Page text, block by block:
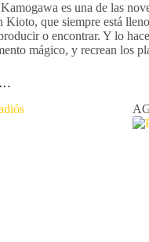
es una de las
Kioto, que siempre está
o encontrar. Y lo
mágico, y recrean los